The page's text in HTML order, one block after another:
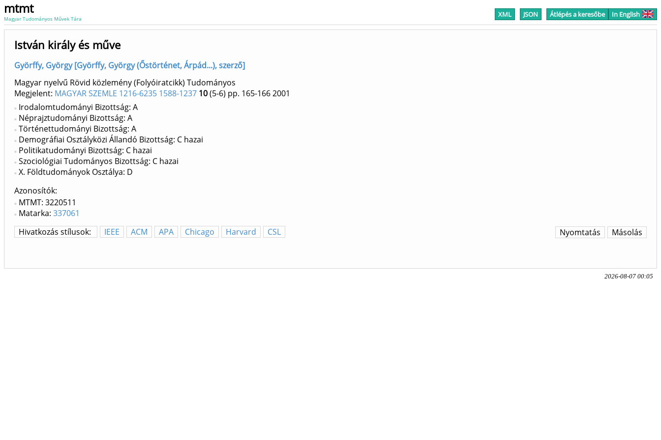
mtmt
Magyar Tudományos Művek Tára XML JSON Átlépés a keresőbe In English
István király és műve
Györffy, György [Györffy, György (Őstörténet, Árpád...), szerző]
Magyar nyelvű Rövid közlemény (Folyóiratcikk) Tudományos
Megjelent: MAGYAR SZEMLE 1216-6235 1588-1237 10(5-6) pp. 165-1662001
Irodalomtudományi Bizottság: A
Néprajztudományi Bizottság: A
Történettudományi Bizottság: A
Demográfiai Osztályközi Állandó Bizottság: C hazai
Politikatudományi Bizottság: C hazai
Szociológiai Tudományos Bizottság: C hazai
X. Földtudományok Osztálya: D
Azonosítók
MTMT: 3220511
Matarka: 337061
Hivatkozás stílusok:
IEEE ACM APA Chicago Harvard CSL Másolás
Nyomtatás
2026-08-07 00:05